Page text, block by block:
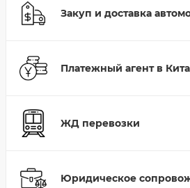
Закуп и доставка
Платежный агент в
ЖД перевозки
Юридическое